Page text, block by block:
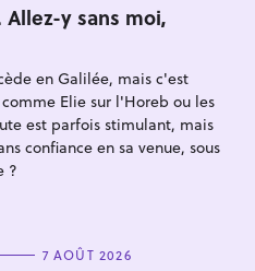
Allez-y sans moi,
en Galilée, mais c'est
Elie sur l'Horeb ou les
est parfois stimulant, mais
confiance en sa venue, sous
?
7 AOÛT 2026